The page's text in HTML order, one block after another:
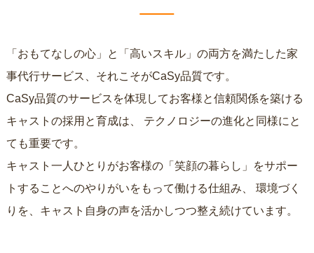
「おもてなしの心」と「高いスキル」の両方を満たした家
事代行サービス、それこそがCaSy品質です。
CaSy品質のサービスを体現してお客様と信頼関係を築ける
キャストの採用と育成は、
ても重要です。
キャスト一人ひとりがお客様の「笑顔の暮らし」をサポー
トすることへのやりがいをもって働ける仕組み、
りを、キャスト自身の声を活かしつつ整え続けています。